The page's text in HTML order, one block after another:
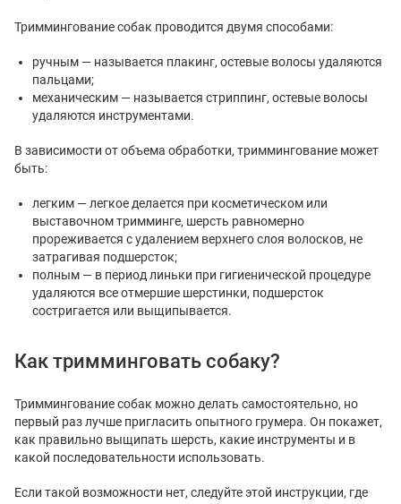
Триммингование собак проводится двумя способами:
ручным — называется плакинг, остевые волосы удаляются
пальцами;
механическим — называется стриппинг, остевые волосы
удаляются инструментами.
В зависимости от объема обработки, триммингование может
быть:
легким — легкое делается при косметическом или
выставочном тримминге, шерсть равномерно
прореживается с удалением верхнего слоя волосков, не
затрагивая подшерсток;
полным — в период линьки при гигиенической процедуре
удаляются все отмершие шерстинки, подшерсток
состригается или выщипывается.
Как тримминговать собаку?
Триммингование собак можно делать самостоятельно, но
первый раз лучше пригласить опытного грумера. Он покажет,
как правильно выщипать шерсть, какие инструменты и в
какой последовательности использовать.
Если такой возможности нет, следуйте этой инструкции, где